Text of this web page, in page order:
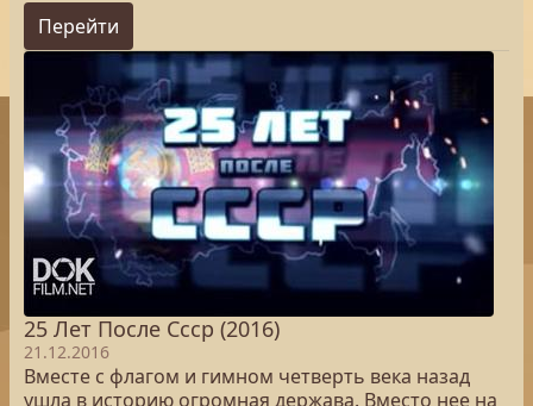
Перейти
25 Лет После Cccр (2016)
21.12.2016
Вместе с флагом и гимном четверть века назад
ушла в историю огромная держава. Вместо нее на